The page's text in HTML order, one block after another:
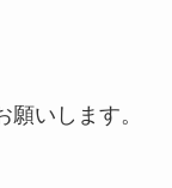
いします。